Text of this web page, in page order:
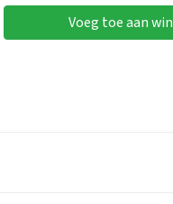
Voeg toe aan